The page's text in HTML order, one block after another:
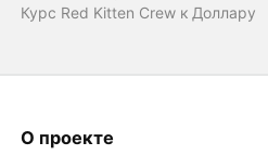
Курс Red Kitten Crew к Доллару
О проекте